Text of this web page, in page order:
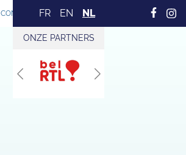
CONTACT FR EN NL
ONZE PARTNERS
Previous Next